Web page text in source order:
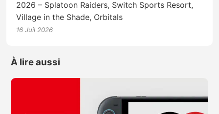
2026 – Splatoon Raiders, Switch Sports Resort,
Village in the Shade, Orbitals
16 Juil 2026
À lire aussi